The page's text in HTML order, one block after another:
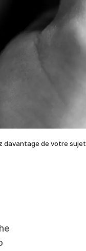
davantage de votre sujet